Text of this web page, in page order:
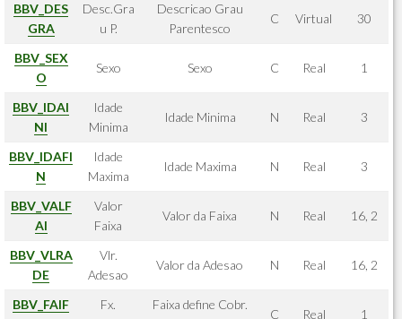
BBV_DES
GRA
Desc.Gra
u P.
Descricao Grau
Parentesco
C Virtual 30
BBV_SEX
O
Sexo Sexo C Real 1
BBV_IDAI
NI
Idade
Minima
Idade Minima N Real 3
BBV_IDAFI
N
Idade
Maxima
Idade Maxima N Real 3
BBV_VALF
AI
Valor
Faixa
Valor da Faixa N Real 16, 2
BBV_VLRA
DE
Vlr.
Adesao
Valor da Adesao N Real 16, 2
BBV_FAIF
Fx.
Faixa define Cobr.
C Real 1